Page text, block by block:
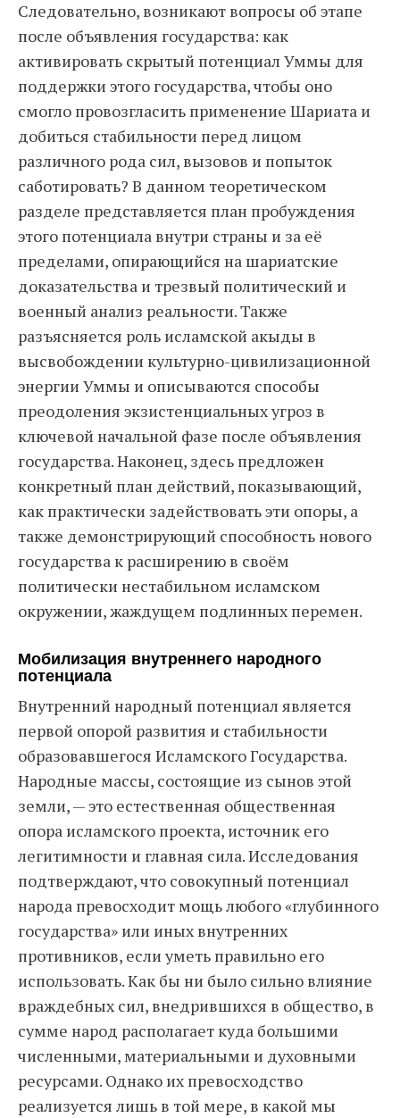
Следовательно, возникают вопросы об этапе
после объявления государства: как
активировать скрытый потенциал Уммы для
поддержки этого государства, чтобы оно
смогло провозгласить применение Шариата и
добиться стабильности перед лицом
различного рода сил, вызовов и попыток
саботировать? В данном теоретическом
разделе представляется план пробуждения
этого потенциала внутри страны и за её
пределами, опирающийся на шариатские
доказательства и трезвый политический и
военный анализ реальности. Также
разъясняется роль исламской акыды в
высвобождении культурно-цивилизационной
энергии Уммы и описываются способы
преодоления экзистенциальных угроз в
ключевой начальной фазе после объявления
государства. Наконец, здесь предложен
конкретный план действий, показывающий,
как практически задействовать эти опоры, а
также демонстрирующий способность нового
государства к расширению в своём
политически нестабильном исламском
окружении, жаждущем подлинных перемен.
Мобилизация внутреннего народного
потенциала
Внутренний народный потенциал является
первой опорой развития и стабильности
образовавшегося Исламского Государства.
Народные массы, состоящие из сынов этой
земли, — это естественная общественная
опора исламского проекта, источник его
легитимности и главная сила. Исследования
подтверждают, что совокупный потенциал
народа превосходит мощь любого «глубинного
государства» или иных внутренних
противников, если уметь правильно его
использовать. Как бы ни было сильно влияние
враждебных сил, внедрившихся в общество, в
сумме народ располагает куда большими
численными, материальными и духовными
ресурсами. Однако их превосходство
реализуется лишь в той мере, в какой мы